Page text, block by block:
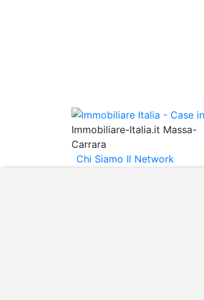
Immobiliare-Italia.it Massa-
Carrara
Chi Siamo Il Network
Gli annunci immobiliari
italia.it quindi non è